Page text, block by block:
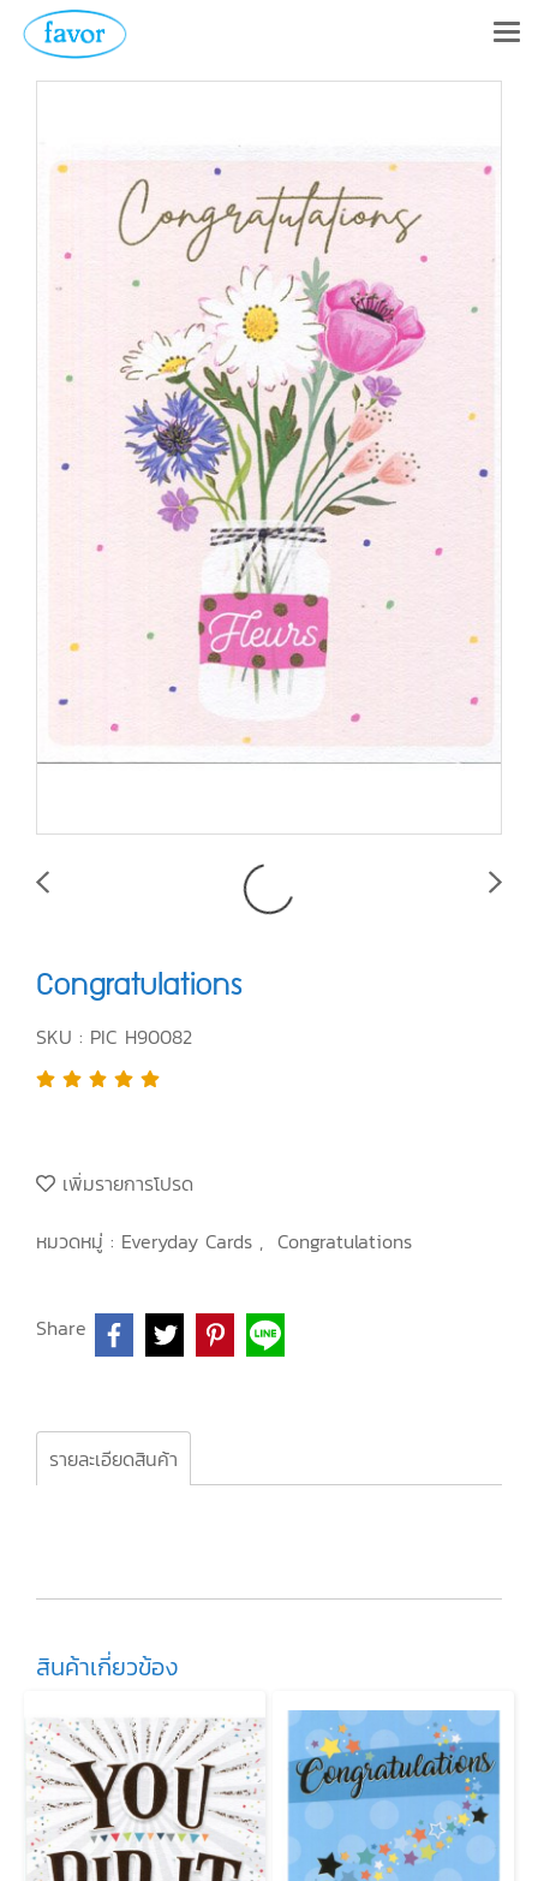
Congratulations
SKU : PIC H90082
เพิ่มรายการโปรด
หมวดหมู่ : Everyday Cards , Congratulations
Share
รายละเอียดสินค้า
สินค้าเกี่ยวข้อง